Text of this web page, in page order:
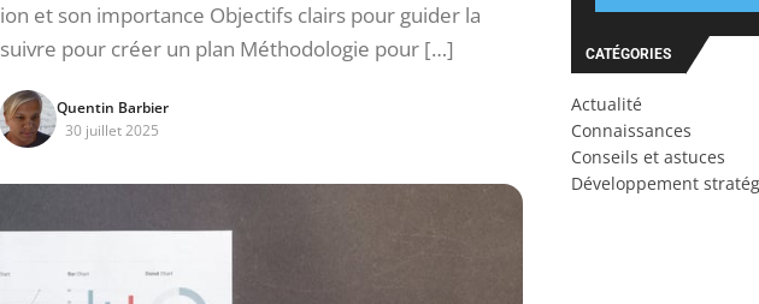
et son importance Objectifs clairs pour guider la
pour créer un plan Méthodologie pour […]
Quentin Barbier
30 juillet 2025
CATÉGORIES
Actualité
Connaissances
Conseils et astuces
Développement